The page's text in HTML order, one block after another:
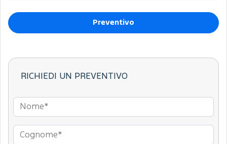
Preventivo
RICHIEDI UN PREVENTIVO